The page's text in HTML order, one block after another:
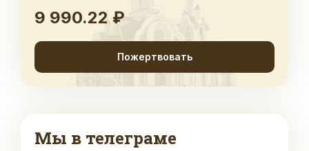
9 990.22 ₽
Пожертвовать
Мы в телеграме